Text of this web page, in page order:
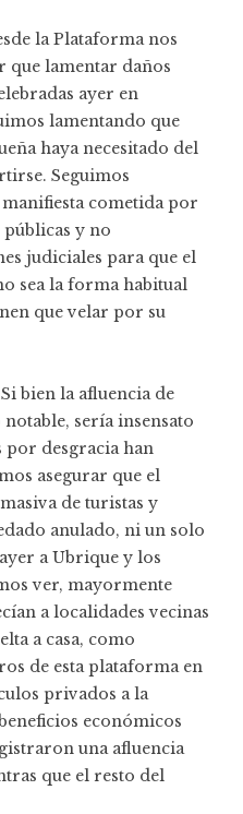
la Plataforma nos
que lamentar daños
ayer en
lamentando que
haya necesitado del
Seguimos
cometida por
y no
judiciales para que el
sea la forma habitual
que velar por su
bien la afluencia de
sería insensato
por desgracia han
asegurar que el
de turistas y
anulado, ni un solo
a Ubrique y los
ver, mayormente
a localidades vecinas
a casa, como
de esta plataforma en
privados a la
económicos
una afluencia
que el resto del